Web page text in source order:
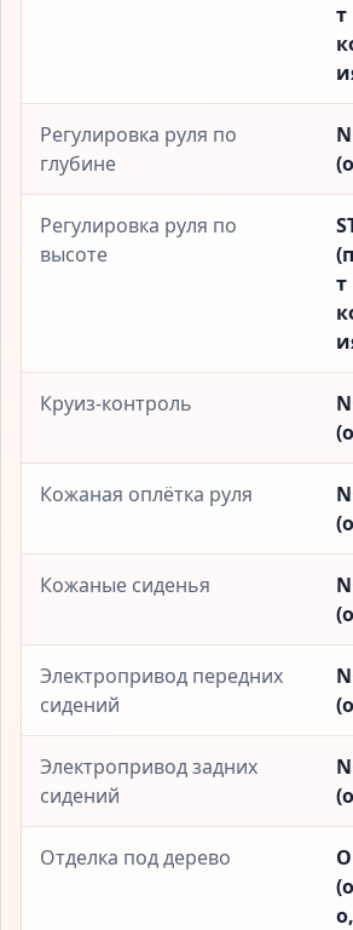
т
Регулировка руля по
глубине
Регулировка руля по
высоте
т
Круиз-контроль
Кожаная оплётка руля
Кожаные сиденья
Электропривод передних
сидений
Электропривод задних
сидений
Отделка под дерево